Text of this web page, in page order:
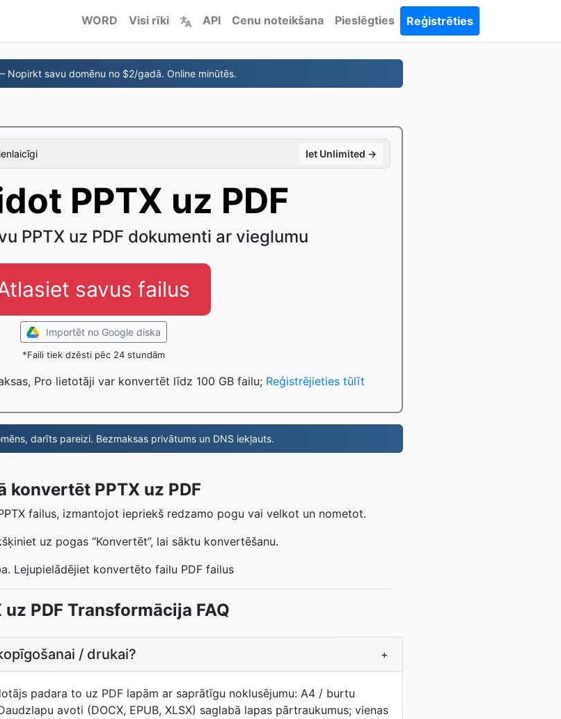
WORD Visi rīki API Cenu noteikšana Pieslēgties Reģistrēties
Nopirkt savu domēnu no $2/gadā. Online minūtēs.
Iet Unlimited →
PPTX uz PDF
PPTX uz PDF dokumenti ar vieglumu
savus failus
Importēt no Google diska
*Faili tiek dzēsti pēc 24 stundām
Pro lietotāji var konvertēt līdz 100 GB failu; Reģistrējieties tūlīt
darīts pareizi. Bezmaksas privātums un DNS iekļauts.
konvertēt PPTX uz PDF
failus, izmantojot iepriekš redzamo pogu vai velkot un nometot.
uz pogas “Konvertēt”, lai sāktu konvertēšanu.
Lejupielādējiet konvertēto failu PDF failus
uz PDF Transformācija FAQ
/ drukai? +
padara to uz PDF lapām ar saprātīgu noklusējumu: A4 / burtu
avoti (DOCX, EPUB, XLSX) saglabā lapas pārtraukumus; vienas